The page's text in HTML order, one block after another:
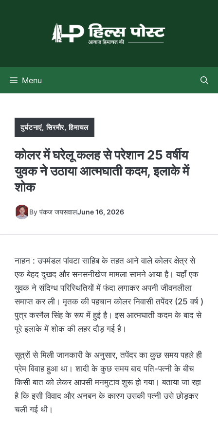
Menu
दुर्घटनाएं,सिरमौर,हिमाचल
कोलर में घरेलू कलह से परेशान 25 वर्षीय
युवक ने उठाया आत्मघाती कदम, इलाके में
शोक
By पंकज जयसवालJune 16, 2026
नाहन : उपमंडल पांवटा साहिब के तहत आने वाले कोलर क्षेत्र से
एक बेहद दुखद और सनसनीखेज मामला सामने आया है। यहाँ एक
युवक ने संदिग्ध परिस्थितियों में फंदा लगाकर अपनी जीवनलीला
समाप्त कर ली। मृतक की पहचान कोलर निवासी तपेंदर (25 वर्ष )
पुत्र करनैल सिंह के रूप में हुई है। इस आत्मघाती कदम के बाद से
पूरे इलाके में शोक की लहर दौड़ गई है।
सूत्रों से मिली जानकारी के अनुसार, तपेंदर का कुछ समय पहले ही
प्रेम विवाह हुआ था। शादी के कुछ समय बाद पति-पत्नी के बीच
किसी बात को लेकर आपसी मनमुटाव शुरू हो गया। बताया जा रहा
है कि इसी विवाद और अनबन के कारण उसकी पत्नी उसे छोड़कर
चली गई थी।